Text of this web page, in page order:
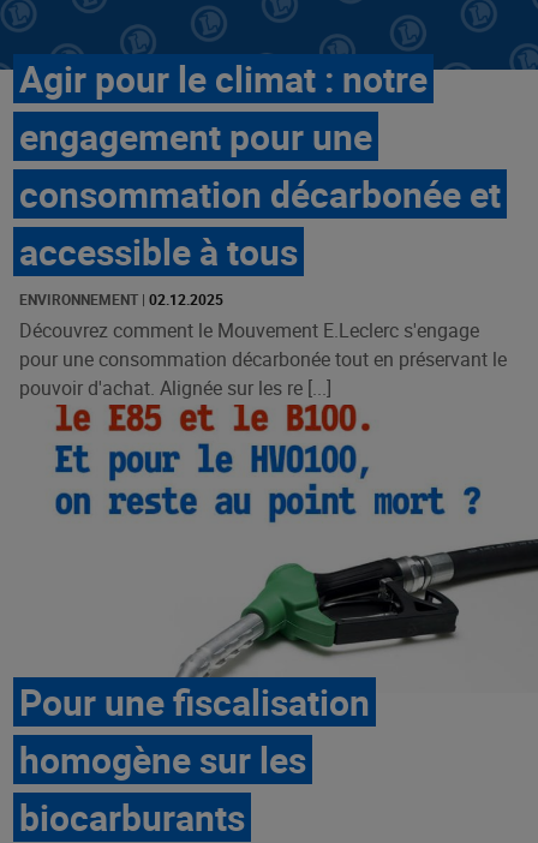
Agir pour le climat : notre
engagement pour une
consommation décarbonée et
accessible à tous
ENVIRONNEMENT | 02.12.2025
Découvrez comment le Mouvement E.Leclerc s'engage
pour une consommation décarbonée tout en préservant le
pouvoir d'achat. Alignée sur les re [...]
Pour une fiscalisation
homogène sur les
biocarburants